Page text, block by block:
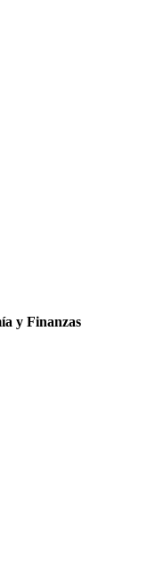
y Finanzas